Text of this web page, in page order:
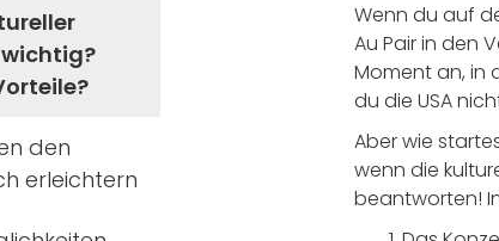
den
erleichtern
Wenn du auf
Au Pair in den
Moment an, in
du die USA
Aber wie
wenn die
beantworten!